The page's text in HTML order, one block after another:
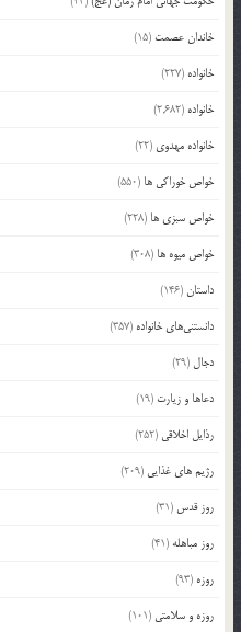
خاندان عصمت (15)
خانواده (227)
خانواده (2,682)
خانواده مهدوی (22)
خواص خوراکی ها (550)
خواص سبزی ها (228)
خواص میوه ها (308)
داستان(146)
دانستنی‌های خانواده (357)
دجال (29)
دعاها و زیارت (19)
رذایل اخلاقی (252)
رژیم های غذایی (209)
روز قدس (31)
روز مباهله (41)
روزه (93)
روزه و سلامتی (101)